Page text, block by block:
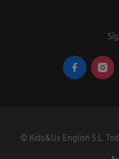
© Kids&Us English S.L.